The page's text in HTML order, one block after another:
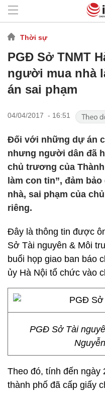
Thời sự
PGĐ Sở TNMT
người mua nhà
án sai phạm
04/04/2017 - 16:51
Đối với những dự án
nhưng người dân đã
chủ trương của
làm con tin”, đảm
nhà, sai phạm của
riêng.
Đây là thông tin được
Sở Tài nguyên & Môi
buổi họp giao ban báo
ủy Hà Nội tổ chức vào
PGĐ Sở Tài
Theo đó, tính đến ngày
thành phố đã cấp giấy